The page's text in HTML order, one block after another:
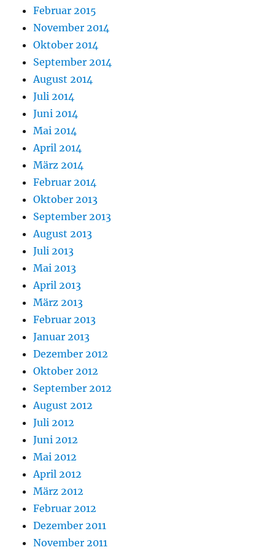
Februar 2015
November 2014
Oktober 2014
September 2014
August 2014
Juli 2014
Juni 2014
Mai 2014
April 2014
März 2014
Februar 2014
Oktober 2013
September 2013
August 2013
Juli 2013
Mai 2013
April 2013
März 2013
Februar 2013
Januar 2013
Dezember 2012
Oktober 2012
September 2012
August 2012
Juli 2012
Juni 2012
Mai 2012
April 2012
März 2012
Februar 2012
Dezember 2011
November 2011